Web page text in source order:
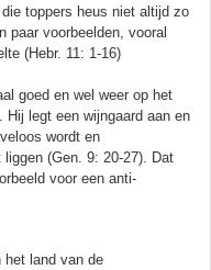
toppers heus niet altijd zo
paar voorbeelden, vooral
(Hebr. 11: 1-16)
goed en wel weer op het
Hij legt een wijngaard aan en
wordt en
(Gen. 9: 20-27). Dat
voor een anti-
het land van de